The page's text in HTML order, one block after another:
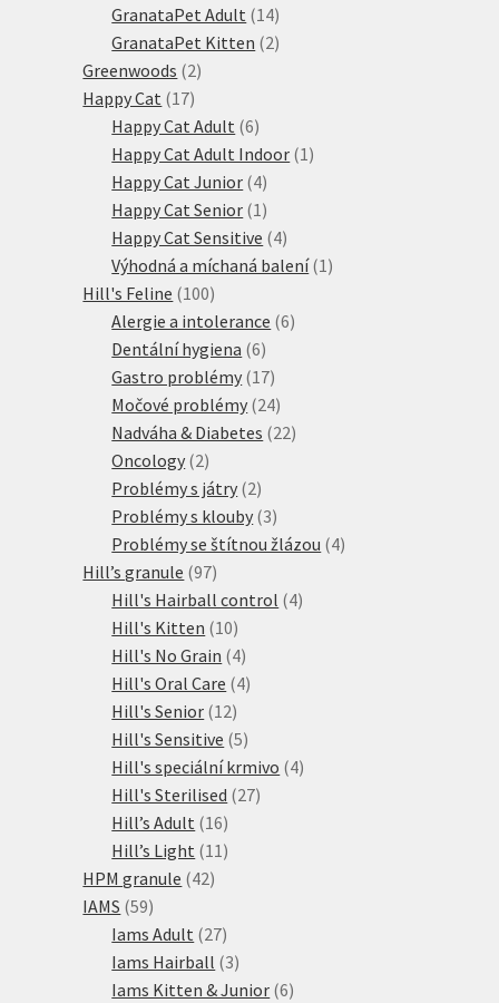
produktů
GranataPet Adult 1414
produktů
GranataPet Kitten 22
Greenwoods 22
Happy Cat 1717
produktů
Happy Cat Adult 66
produktů
Happy Cat Adult Indoor 1 1
Happy Cat Junior 44
produkty
Happy Cat Senior 1 1
produkt
Happy Cat Sensitive 44
produkty
Výhodná a míchaná balení 1 1
Hill's Feline 100100
produktů
Alergie a intolerance 66
Dentální hygiena 66
produktů
Gastro problémy 1717
produktů
Močové problémy 2424
produktů
Nadváha & Diabetes 2222
Oncology 22
produkty
Problémy s játry 22
produkty
Problémy s klouby 33
produkty
Problémy se štítnou žlázou 44
Hill’s granule 9797
produktů
Hill's Hairball control 44
Hill's Kitten 1010
produktů
Hill's No Grain 44
produkty
Hill's Oral Care 44
Hill's Senior 1212
produktů
Hill's Sensitive 55
produktů
Hill's speciální krmivo 44
Hill's Sterilised 2727
Hill’s Adult 1616
produktů
Hill’s Light 11 11
HPM granule 4242
IAMS 5959
produktů
Iams Adult 2727
produktů
Iams Hairball 33
produkty
Iams Kitten & Junior 66